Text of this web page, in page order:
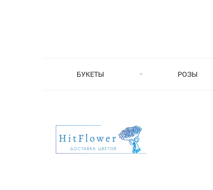
БУКЕТЫ РОЗЫ